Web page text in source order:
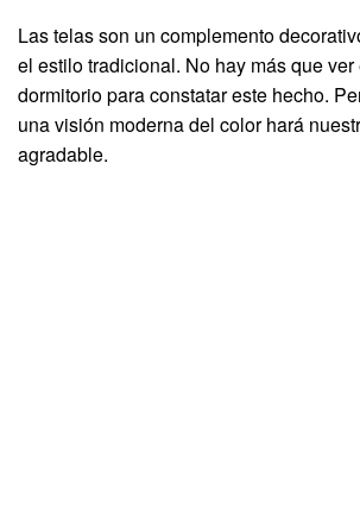
Las telas son un complemento
el estilo tradicional. No hay más que
dormitorio para constatar este hecho.
una visión moderna del color hará
agradable.